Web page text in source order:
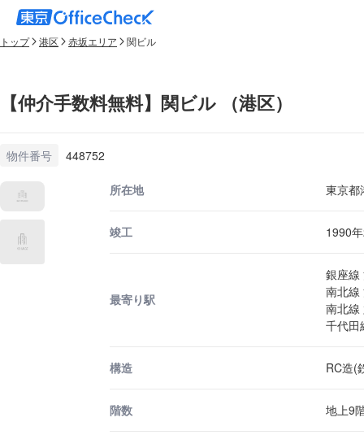
トップ 港区 赤坂エリア 関ビル
【仲介手数料無料】関ビル （港区）
物件番号 448752
所在地 東京都
竣工 1990
最寄り駅
銀座線
南北線
南北線
千代田
構造 RC造(
階数 地上9